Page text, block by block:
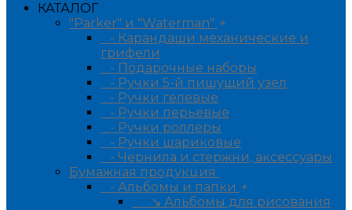
КАТАЛОГ
"Parker" и "Waterman" +
- Карандаши механические и
грифели
- Подарочные наборы
- Ручки 5-й пишущий узел
- Ручки гелевые
- Ручки перьевые
- Ручки роллеры
- Ручки шариковые
- Чернила и стержни, аксессуары
Бумажная продукция
- Альбомы и папки +
↘ Альбомы для рисования